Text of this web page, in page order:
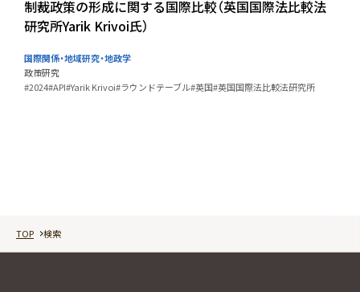
制裁政策の形成に関する国際比較（英国国際法比較法
研究所Yarik Krivoi氏）
国際関係・地域研究・地政学
政策研究
#2024#API#Yarik Krivoi#ラウンドテーブル#英国#英国国際法比較法研究所
TOP 検索